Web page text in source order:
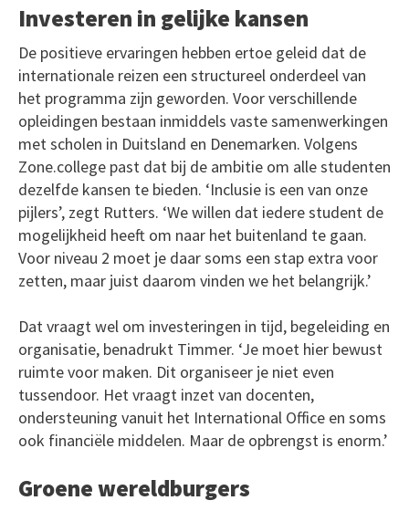
Investeren in gelijke kansen
De positieve ervaringen hebben ertoe geleid dat de
internationale reizen een structureel onderdeel van
het programma zijn geworden. Voor verschillende
opleidingen bestaan inmiddels vaste samenwerkingen
met scholen in Duitsland en Denemarken. Volgens
Zone.college past dat bij de ambitie om alle studenten
dezelfde kansen te bieden. ‘Inclusie is een van onze
pijlers’, zegt Rutters. ‘We willen dat iedere student de
mogelijkheid heeft om naar het buitenland te gaan.
Voor niveau 2 moet je daar soms een stap extra voor
zetten, maar juist daarom vinden we het belangrijk.’
Dat vraagt wel om investeringen in tijd, begeleiding en
organisatie, benadrukt Timmer. ‘Je moet hier bewust
ruimte voor maken. Dit organiseer je niet even
tussendoor. Het vraagt inzet van docenten,
ondersteuning vanuit het International Office en soms
ook financiële middelen. Maar de opbrengst is enorm.’
Groene wereldburgers